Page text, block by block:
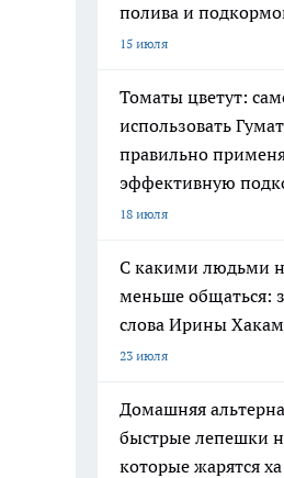
полива и
15 июля
Томаты цветут:
использовать
правильно
эффективную
18 июля
С какими людьми
меньше общаться:
слова Ирины
23 июля
Домашняя
быстрые лепешки
которые жарятся